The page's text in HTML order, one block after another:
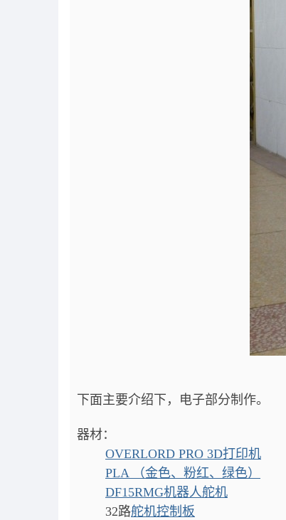
下面主要介绍下，电子部分制作。
器材：
OVERLORD PRO 3D打印机
PLA （金色、粉红、绿色）
DF15RMG机器人舵机
32路舵机控制板